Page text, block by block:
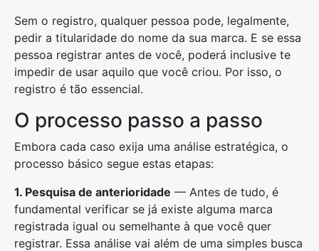
Sem o registro, qualquer pessoa pode, legalmente,
pedir a titularidade do nome da sua marca. E se essa
pessoa registrar antes de você, poderá inclusive te
impedir de usar aquilo que você criou. Por isso, o
registro é tão essencial.
O processo passo a passo
Embora cada caso exija uma análise estratégica, o
processo básico segue estas etapas:
1. Pesquisa de anterioridade — Antes de tudo, é
fundamental verificar se já existe alguma marca
registrada igual ou semelhante à que você quer
registrar. Essa análise vai além de uma simples busca